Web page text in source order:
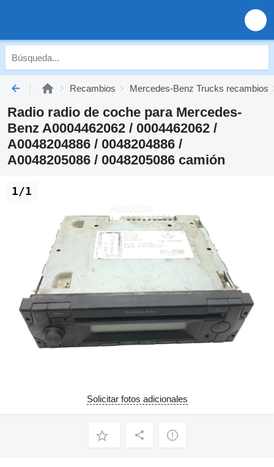
Recambios Mercedes-Benz Trucks recambios
Radio radio de coche para Mercedes-
Benz A0004462062 / 0004462062 /
A0048204886 / 0048204886 /
A0048205086 / 0048205086 camión
1/1
Solicitar fotos adicionales